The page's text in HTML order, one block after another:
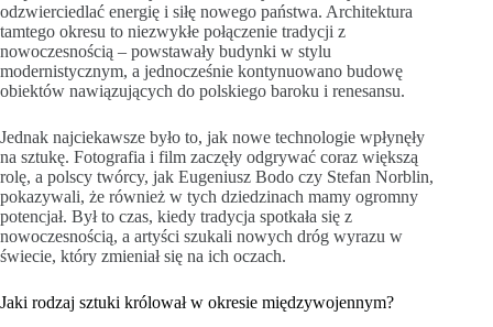
odzwierciedlać energię i siłę nowego państwa. Architektura
tamtego okresu to niezwykłe połączenie tradycji z
nowoczesnością – powstawały budynki w stylu
modernistycznym, a jednocześnie kontynuowano budowę
obiektów nawiązujących do polskiego baroku i renesansu.
Jednak najciekawsze było to, jak nowe technologie wpłynęły
na sztukę. Fotografia i film zaczęły odgrywać coraz większą
rolę, a polscy twórcy, jak Eugeniusz Bodo czy Stefan Norblin,
pokazywali, że również w tych dziedzinach mamy ogromny
potencjał. Był to czas, kiedy tradycja spotkała się z
nowoczesnością, a artyści szukali nowych dróg wyrazu w
świecie, który zmieniał się na ich oczach.
Jaki rodzaj sztuki królował w okresie międzywojennym?